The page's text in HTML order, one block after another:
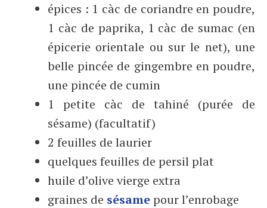
épices : 1 càc de coriandre en poudre,
1 càc de paprika, 1 càc de sumac (en
épicerie orientale ou sur le net), une
belle pincée de gingembre en poudre,
une pincée de cumin
1 petite càc de tahiné (purée de
sésame) (facultatif)
2 feuilles de laurier
quelques feuilles de persil plat
huile d’olive vierge extra
graines de sésamepour l’enrobage